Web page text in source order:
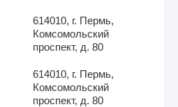
614010, г. Пермь,
Комсомольский
проспект, д. 80
614010, г. Пермь,
Комсомольский
проспект, д. 80